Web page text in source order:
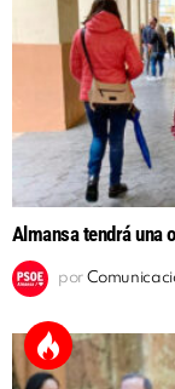
Almansa tendrá una
por